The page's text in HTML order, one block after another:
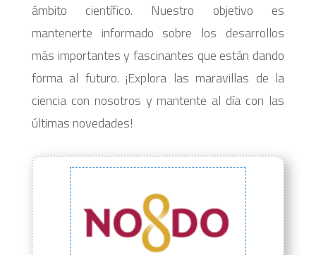
ámbito científico. Nuestro objetivo es
mantenerte informado sobre los desarrollos
más importantes y fascinantes que están dando
forma al futuro. ¡Explora las maravillas de la
ciencia con nosotros y mantente al día con las
últimas novedades!